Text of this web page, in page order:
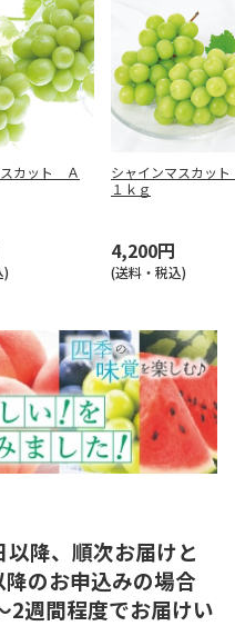
カット Ａ
)
シャインマスカッ
１ｋｇ
4,200円
(送料・税込)
降、順次お届けと
のお申込みの場合
2週間程度でお届けい